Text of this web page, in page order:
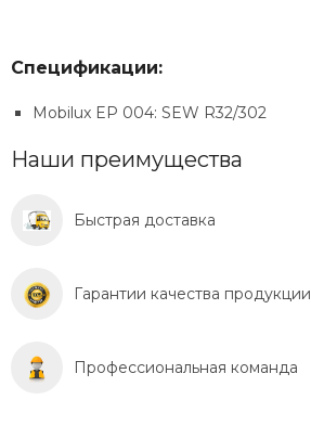
Спецификации:
Mobilux EP 004: SEW R32/302
Наши преимущества
Быстрая доставка
Гарантии качества продукции
Профессиональная команда